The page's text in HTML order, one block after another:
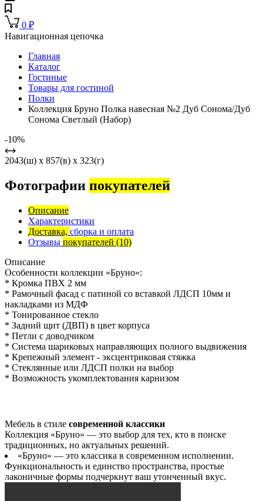
0 ₽
Навигационная цепочка
Главная
Каталог
Гостиные
Товары для гостиной
Полки
Коллекция Бруно Полка навесная №2 Дуб Сонома/Дуб
Сонома Светлый (Набор)
-10%
2043(ш) x 857(в) x 323(г)
Фотографии покупателей
Описание
Характеристики
Доставка, сборка и оплата
Отзывы покупателей (10)
Описание
Особенности коллекции «Бруно»:
* Кромка ПВХ 2 мм
* Рамочный фасад с патиной со вставкой ЛДСП 10мм и
накладками из МДФ
* Тонированное стекло
* Задний щит (ДВП) в цвет корпуса
* Петли с доводчиком
* Система шариковых направляющих полного выдвижения
* Крепежный элемент - эксцентриковая стяжка
* Стеклянные или ЛДСП полки на выбор
* Возможность укомплектования карнизом
Мебель в стиле современной классики
Коллекция «Бруно» — это выбор для тех, кто в поиске
традиционных, но актуальных решений.
«Бруно» — это классика в современном исполнении.
Функциональность и единство пространства, простые
лаконичные формы подчеркнут ваш утонченный вкус.